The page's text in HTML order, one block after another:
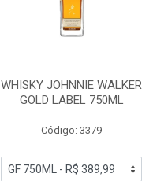
WHISKY JOHNNIE WALKER
GOLD LABEL 750ML
Código: 3379